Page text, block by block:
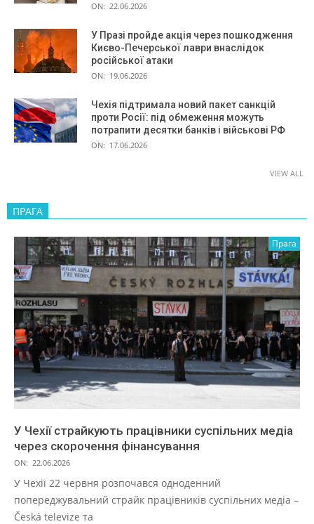
ON: 22.06.2026
У Празі пройде акція через пошкодження
Києво-Печерської лаври внаслідок
російської атаки
ON: 19.06.2026
Чехія підтримала новий пакет санкцій
проти Росії: під обмеження можуть
потрапити десятки банків і військові РФ
ON: 17.06.2026
VIEW ALL
ПРАГА
Прага
У Чехії страйкують працівники суспільних медіа
через скорочення фінансування
ON: 22.06.2026
У Чехії 22 червня розпочався одноденний
попереджувальний страйк працівників суспільних медіа –
Česká televize та